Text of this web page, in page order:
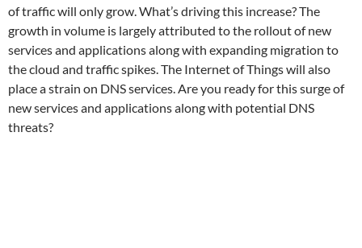
of traffic will only grow. What’s driving this increase? The
growth in volume is largely attributed to the rollout of new
services and applications along with expanding migration to
the cloud and traffic spikes. The Internet of Things will also
place a strain on DNS services. Are you ready for this surge of
new services and applications along with potential DNS
threats?